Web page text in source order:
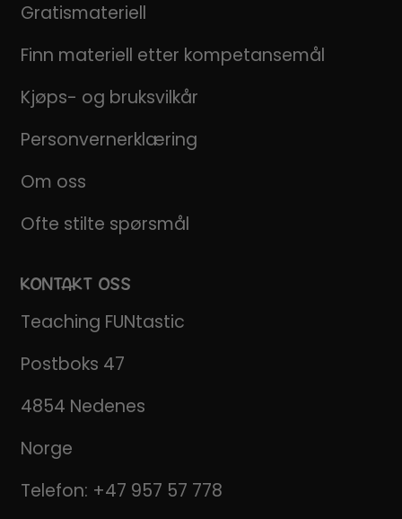
Gratismateriell
Finn materiell etter kompetansemål
Kjøps- og bruksvilkår
Personvernerklæring
Om oss
Ofte stilte spørsmål
KONTAKT OSS
Teaching FUNtastic
Postboks 47
4854 Nedenes
Norge
Telefon: +47 957 57 778